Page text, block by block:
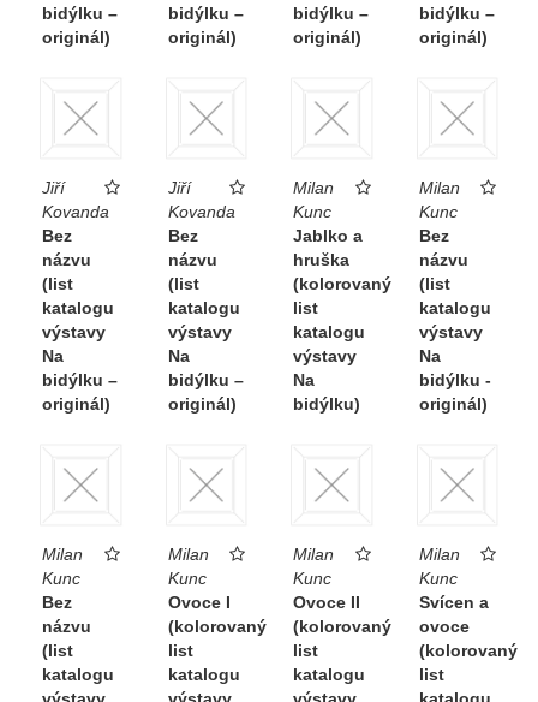
bidýlku –
originál)
bidýlku –
originál)
bidýlku –
originál)
bidýlku –
originál)
Jiří
Kovanda
Bez
názvu
(list
katalogu
výstavy
Na
bidýlku –
originál)
Jiří
Kovanda
Bez
názvu
(list
katalogu
výstavy
Na
bidýlku –
originál)
Milan
Kunc
Jablko a
hruška
(kolorovaný
list
katalogu
výstavy
Na
bidýlku)
Milan
Kunc
Bez
názvu
(list
katalogu
výstavy
Na
bidýlku -
originál)
Milan
Kunc
Bez
názvu
(list
katalogu
Milan
Kunc
Ovoce I
(kolorovaný
list
katalogu
Milan
Kunc
Ovoce II
(kolorovaný
list
katalogu
Milan
Kunc
Svícen a
ovoce
(kolorovaný
list